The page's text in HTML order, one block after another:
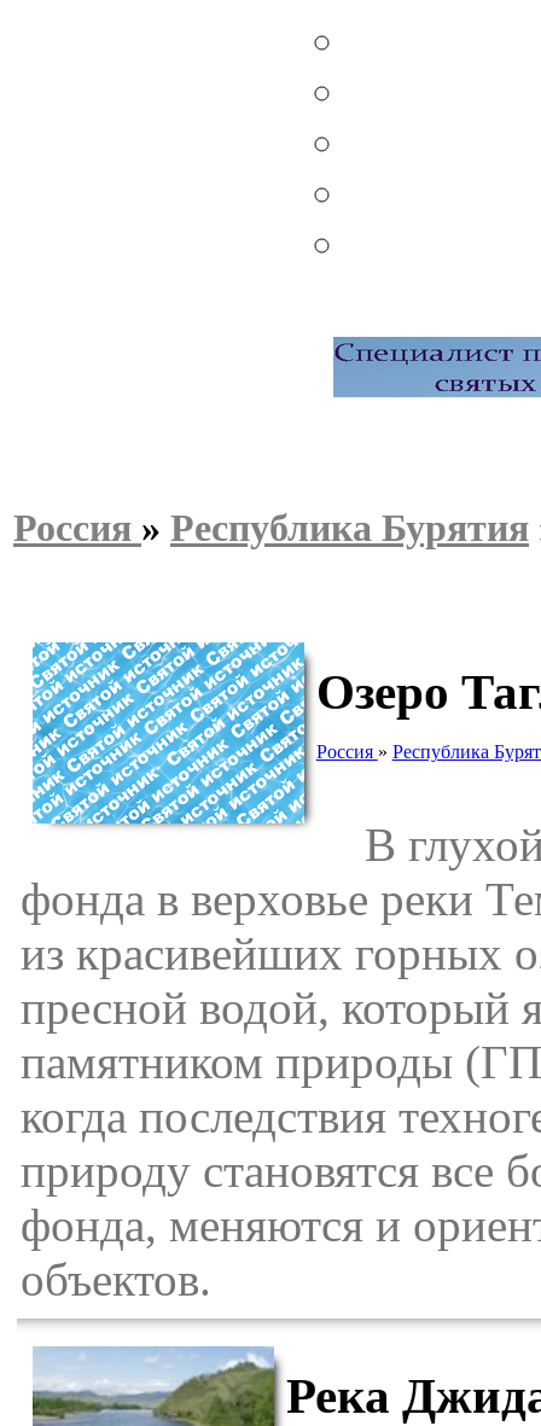
Россия » Республика Бурятия
Озеро
Россия » Республика
В глухой
фонда в верховье реки
из красивейших горных
пресной водой, который
памятником природы
когда последствия
природу становятся все
фонда, меняются и
объектов.
Река